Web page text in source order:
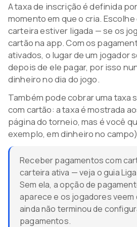
Video coming soon
A taxa de inscrição é definida
momento em que o cria. Escolhe
carteira estiver ligada — se os
cartão na app. Com os
ativados, o lugar de um jogador
depois de ele pagar, por isso
dinheiro no dia do jogo.
Também pode cobrar uma taxa
com cartão: a taxa é mostrada
página do torneio, mas é você
exemplo, em dinheiro no
Receber pagamentos com
carteira ativa — veja o guia
Sem ela, a opção de
aparece e os jogadores veem
ainda não terminou de
pagamentos.